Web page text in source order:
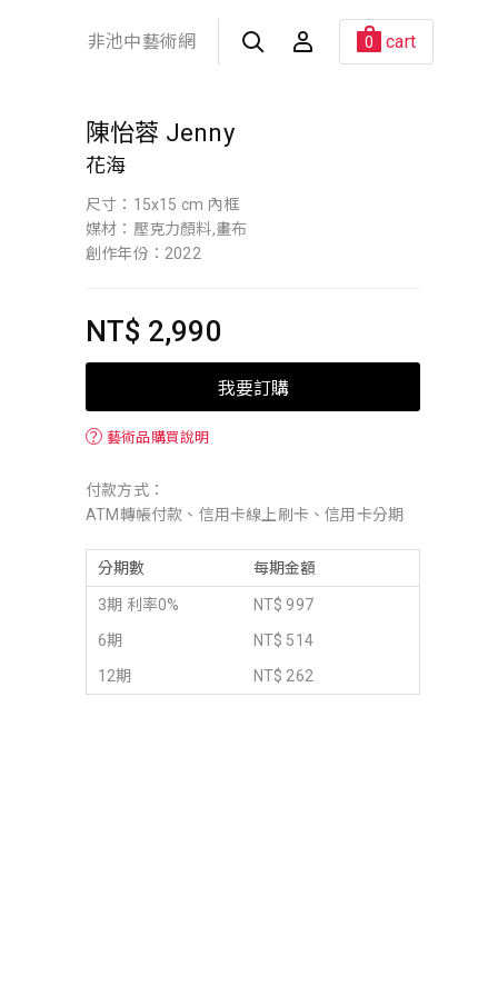
非池中藝術網 0 cart
陳怡蓉 Jenny
花海
尺寸：15x15 cm 內框
媒材：壓克力顏料,畫布
創作年份：2022
NT$ 2,990
我要訂購
？ 藝術品購買說明
付款方式：
ATM轉帳付款、信用卡線上刷卡、信用卡分期
分期數 每期金額
3期 利率0%
NT$ 997
6期
NT$ 514
12期
NT$ 262